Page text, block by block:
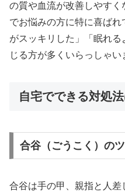
の質や血流が改善しやす
でお悩みの方に特に喜ば
がスッキリした」「眠れ
じる方が多くいらっしゃい
自宅でできる対処法
合谷（ごうこく）の
合谷は手の甲、親指と人